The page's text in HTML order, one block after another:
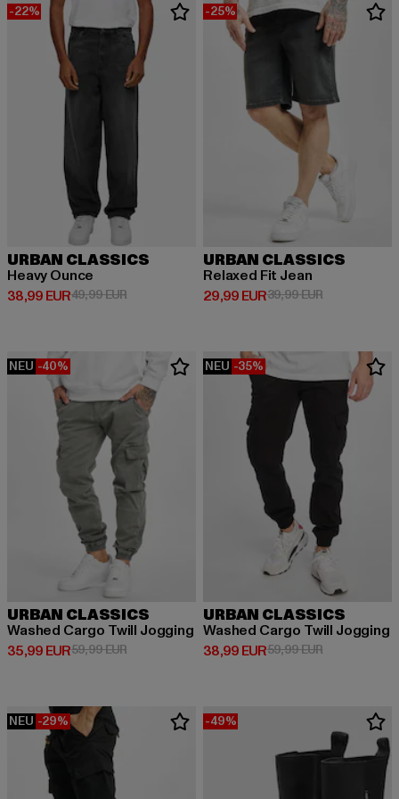
-22%
URBAN CLASSICS
Heavy Ounce
38,99 EUR
Derzeitiger Preis: 38,99 EUR
49,99 EURAktionspreis: 49,99 EUR
-25%
URBAN CLASSICS
Relaxed Fit Jean
29,99 EUR
Derzeitiger Preis: 29,99 EUR
39,99 EURAktionspreis:
NEU -40%
URBAN CLASSICS
Washed Cargo Twill Jogging
35,99 EUR
Derzeitiger Preis: 35,99 EUR
59,99 EURAktionspreis: 59,99 EUR
NEU -35%
URBAN CLASSICS
Washed Cargo Twill Jogging
38,99 EUR
Derzeitiger Preis: 38,99 EUR
59,99 EURAktionspreis:
NEU -29% -49%